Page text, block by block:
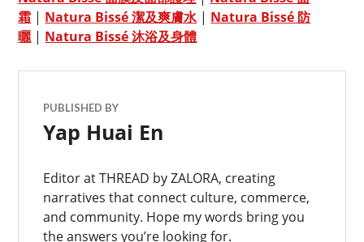
霜 | Natura Bissé 潔及爽膚水| Natura Bissé 防
曬| Natura Bissé 沐浴及身體
PUBLISHED BY
Yap Huai En
Editor at THREAD by ZALORA, creating
narratives that connect culture, commerce,
and community. Hope my words bring you
the answers you’re looking for.